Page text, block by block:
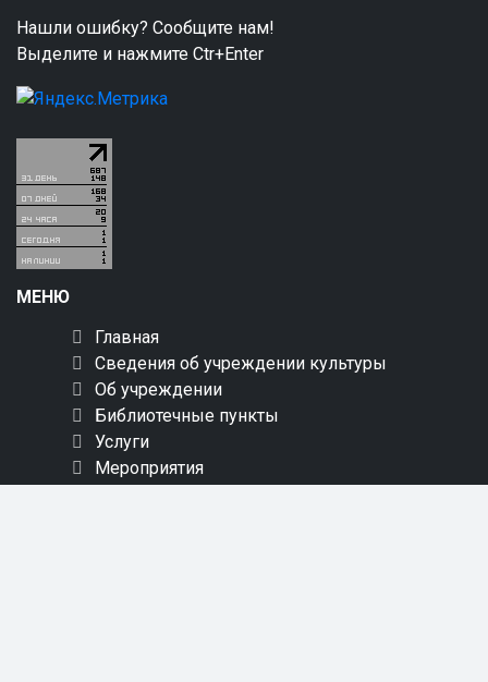
Нашли ошибку? Сообщите нам!
Выделите и нажмите Ctr+Enter
МЕНЮ
Главная
Сведения об учреждении культуры
Об учреждении
Библиотечные пункты
Услуги
Мероприятия